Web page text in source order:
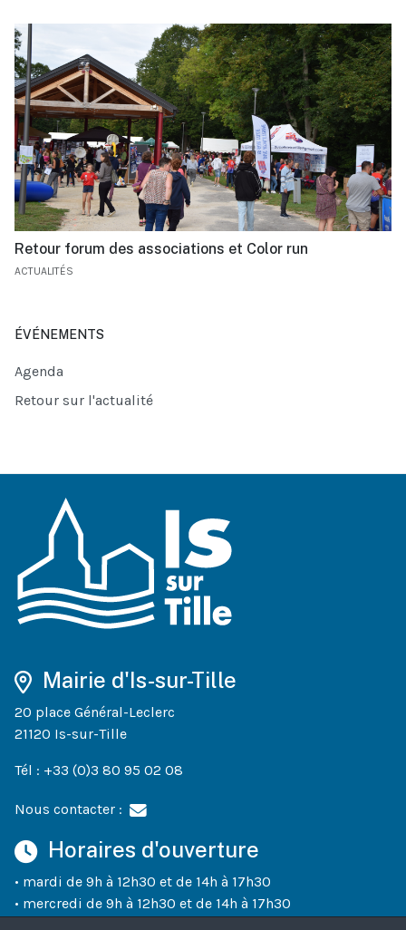
Retour forum des associations et Color run
ACTUALITÉS
ÉVÉNEMENTS
Agenda
Retour sur l'actualité
Mairie d'Is-sur-Tille
20 place Général-Leclerc
21120 Is-sur-Tille
Tél : +33 (0)3 80 95 02 08
Nous contacter :
Horaires d'ouverture
• mardi de 9h à 12h30 et de 14h à 17h30
• mercredi de 9h à 12h30 et de 14h à 17h30